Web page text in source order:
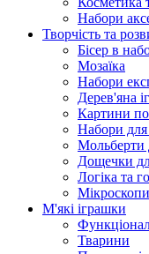
Набори
Творчість та
Бісер в
Мозаїка
Набори
Дерев'яна
Картини по
Набори для
Мольберти
Дощечки
Логіка та
М'які іграшки
Тварини